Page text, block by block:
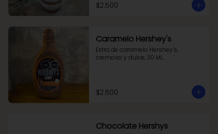
$2.500
Caramelo Hershey's
Extra de caramelo Hershey’s,
cremoso y dulce, 30 ML.
$2.500
Chocolate Hershys